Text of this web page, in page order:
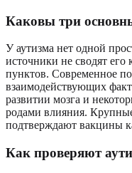
Каковы три
У аутизма нет одной
источники не сводят
пунктов. Современное
взаимодействующих
развитии мозга и
родами влияния.
подтверждают вакцины
Как проверяют